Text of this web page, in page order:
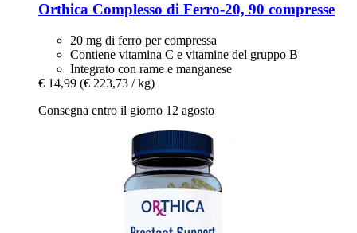
Orthica Complesso di Ferro-​20, 90 compresse
20 mg di ferro per compressa
Contiene vitamina C e vitamine del gruppo B
Integrato con rame e manganese
€ 14,99 (€ 223,73 / kg)
Consegna entro il giorno 12 agosto